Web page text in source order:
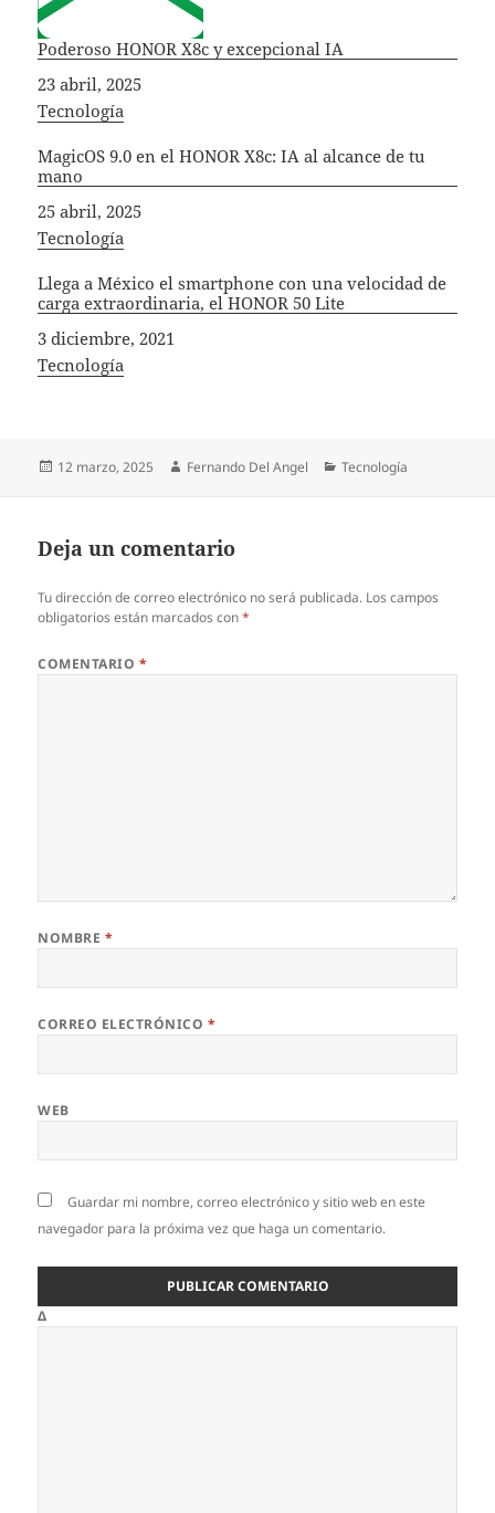
Poderoso HONOR X8c y excepcional IA
Fecha
23 abril, 2025
In relation to
Tecnología
MagicOS 9.0 en el HONOR X8c: IA al alcance de tu
mano
Fecha
25 abril, 2025
In relation to
Tecnología
Llega a México el smartphone con una velocidad de
carga extraordinaria, el HONOR 50 Lite
Fecha
3 diciembre, 2021
In relation to
Tecnología
Publicado
12 marzo, 2025 Autor
Fernando Del Angel Categorías
Tecnología
Deja un comentario
Tu dirección de correo electrónico no será publicada. Los campos
obligatorios están marcados con*
COMENTARIO *
NOMBRE *
CORREO ELECTRÓNICO *
WEB
Guardar mi nombre, correo electrónico y sitio web en este
navegador para la próxima vez que haga un comentario.
Δ